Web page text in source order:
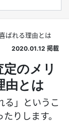
ばれる理由とは
2020.01.12 掲載
のメリ
由とは
る」というこ
りします。